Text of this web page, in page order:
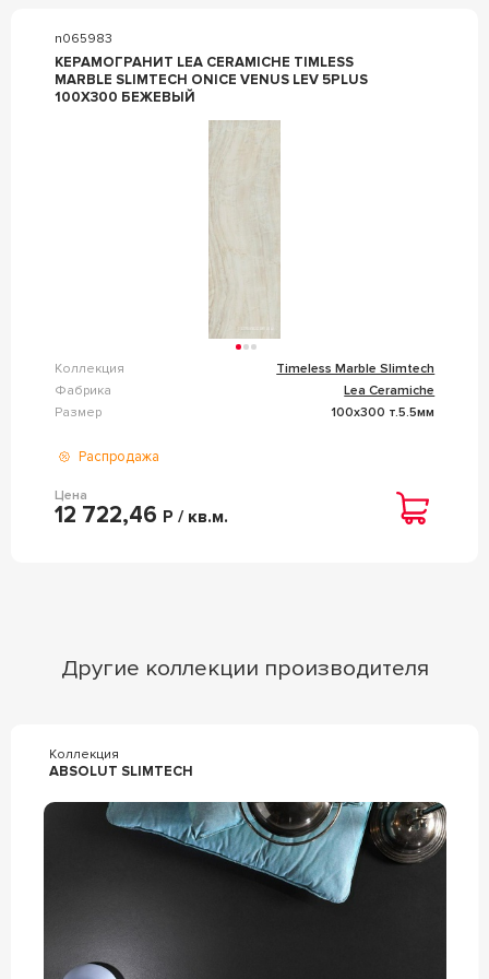
n065983
КЕРАМОГРАНИТ LEA CERAMICHE TIMLESS
MARBLE SLIMTECH ONICE VENUS LEV 5PLUS
100X300 БЕЖЕВЫЙ
Коллекция
Timeless Marble Slimtech
Фабрика
Lea Ceramiche
Размер
100x300 т.5.5мм
Распродажа
Цена
12 722,46 Р / кв.м.
Другие коллекции производителя
Коллекция
ABSOLUT SLIMTECH